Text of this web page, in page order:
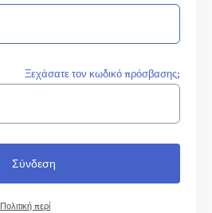
Ξεχάσατε τον κωδικό πρόσβασης;
Πολιτική περί